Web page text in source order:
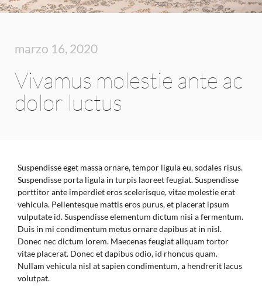
marzo 16, 2020
Vivamus molestie ante ac
dolor luctus
Suspendisse eget massa ornare, tempor ligula eu, sodales risus.
Suspendisse porta ligula in turpis laoreet feugiat. Suspendisse
porttitor ante imperdiet eros scelerisque, vitae molestie erat
vehicula. Pellentesque mattis eros purus, et placerat ipsum
vulputate id. Suspendisse elementum dictum nisi a fermentum.
Duis in mi condimentum metus ornare dapibus at in nisl.
Donec nec dictum lorem. Maecenas feugiat aliquam tortor
vitae placerat. Donec et dapibus odio, id rhoncus quam.
Nullam vehicula nisl at sapien condimentum, a hendrerit lacus
volutpat.